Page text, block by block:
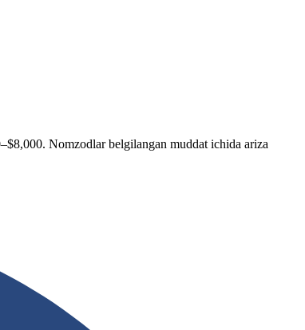
Nomzodlar belgilangan muddat ichida ariza